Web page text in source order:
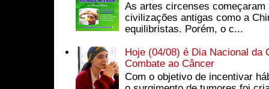
As artes circenses começaram
civilizações antigas como a
equilibristas. Porém, o c...
Hoje (04/08) é Dia Nacional da
Combate ao Câncer
Com o objetivo de incentivar